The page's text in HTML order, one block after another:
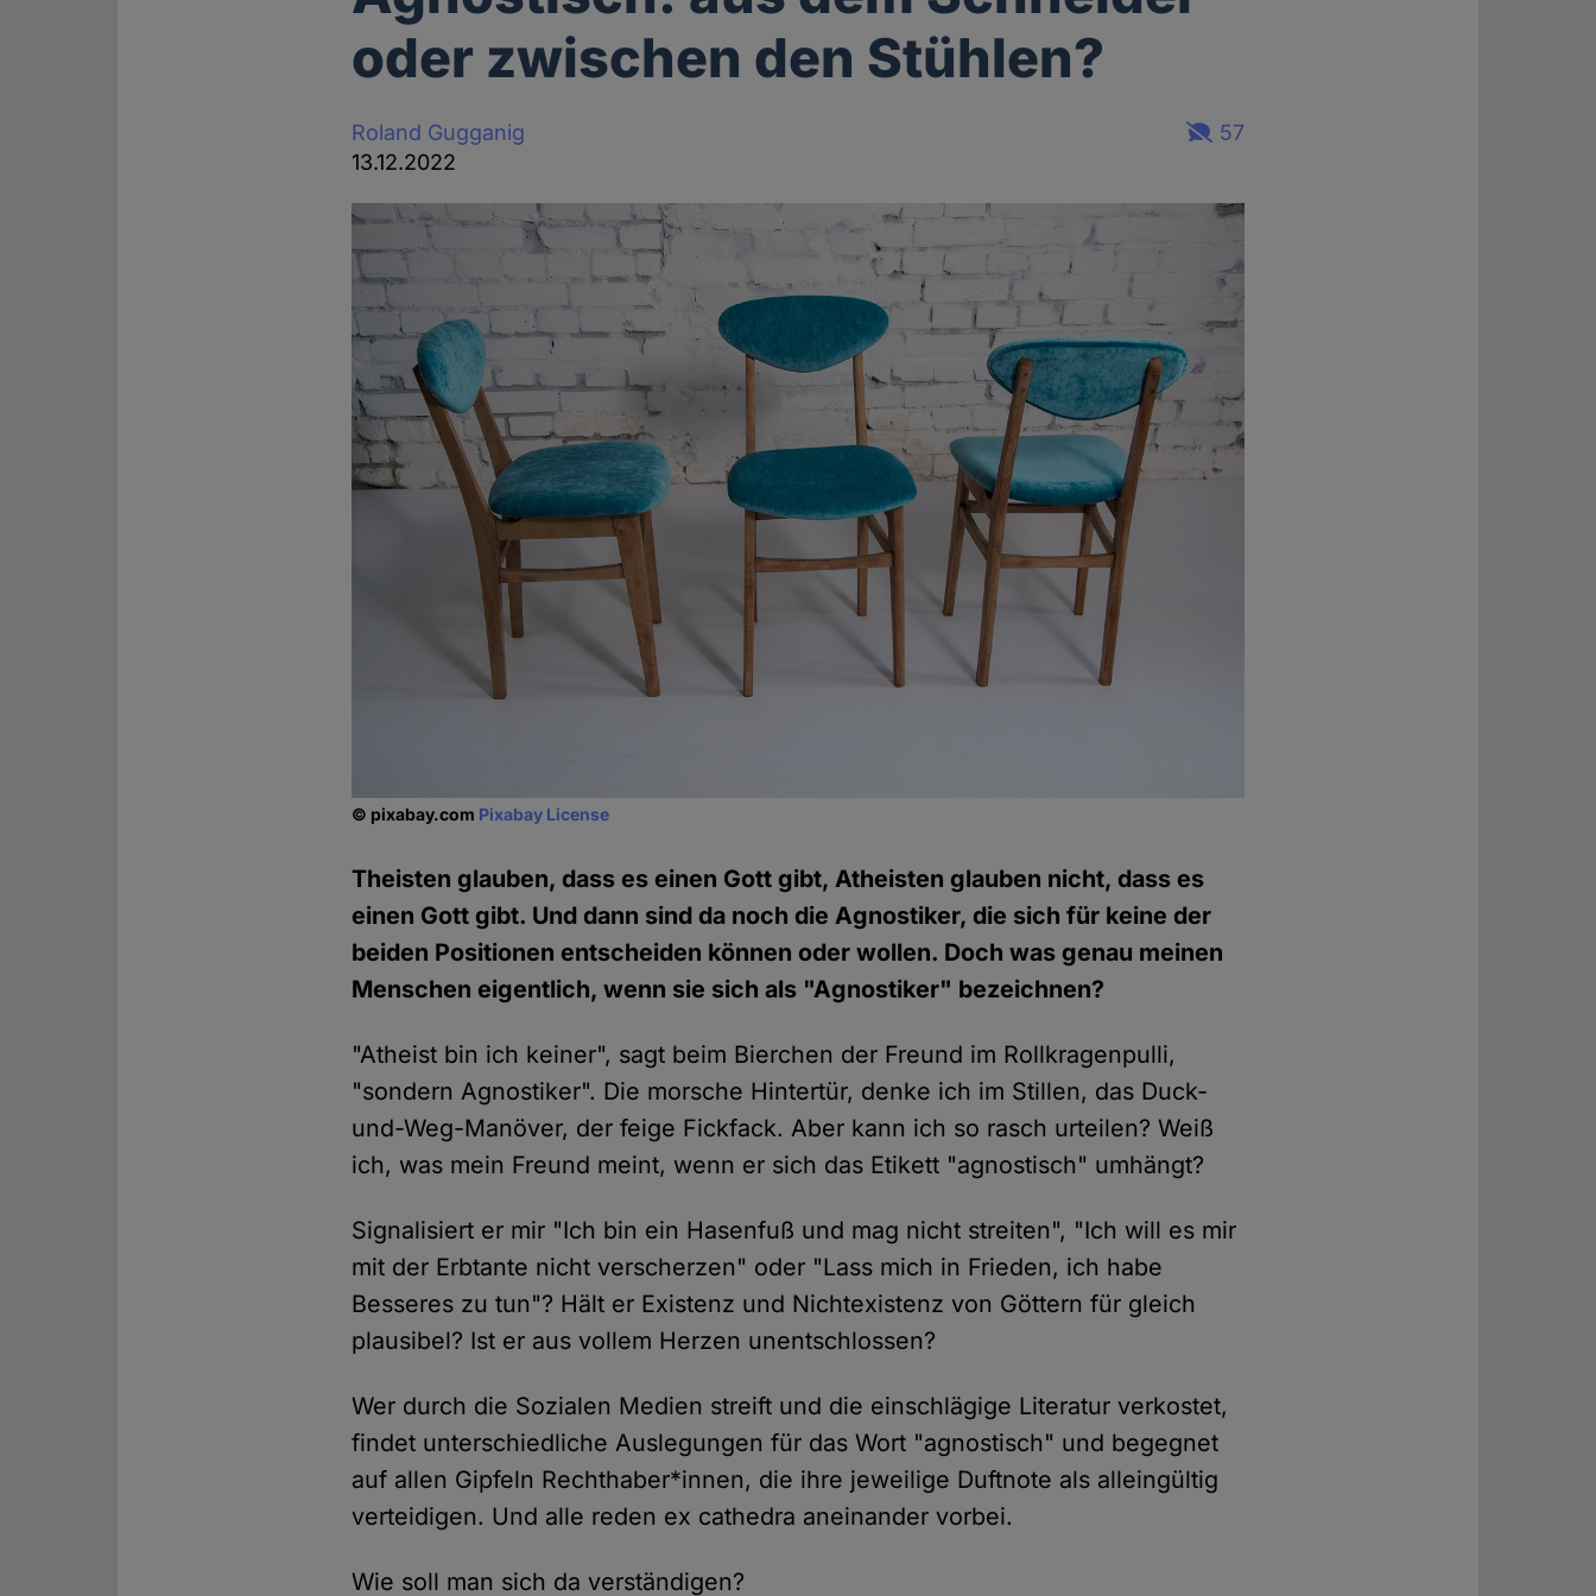
oder zwischen den Stühlen?
Roland Gugganig
13.12.2022
57
© pixabay.com Pixabay License
Theisten glauben, dass es einen Gott gibt, Atheisten glauben nicht, dass es
einen Gott gibt. Und dann sind da noch die Agnostiker, die sich für keine der
beiden Positionen entscheiden können oder wollen. Doch was genau meinen
Menschen eigentlich, wenn sie sich als "Agnostiker" bezeichnen?
"Atheist bin ich keiner", sagt beim Bierchen der Freund im Rollkragenpulli,
"sondern Agnostiker". Die morsche Hintertür, denke ich im Stillen, das Duck-
und-Weg-Manöver, der feige Fickfack. Aber kann ich so rasch urteilen? Weiß
ich, was mein Freund meint, wenn er sich das Etikett "agnostisch" umhängt?
Signalisiert er mir "Ich bin ein Hasenfuß und mag nicht streiten", "Ich will es mir
mit der Erbtante nicht verscherzen" oder "Lass mich in Frieden, ich habe
Besseres zu tun"? Hält er Existenz und Nichtexistenz von Göttern für gleich
plausibel? Ist er aus vollem Herzen unentschlossen?
Wer durch die Sozialen Medien streift und die einschlägige Literatur verkostet,
findet unterschiedliche Auslegungen für das Wort "agnostisch" und begegnet
auf allen Gipfeln Rechthaber*innen, die ihre jeweilige Duftnote als alleingültig
verteidigen. Und alle reden ex cathedra aneinander vorbei.
Wie soll man sich da verständigen?